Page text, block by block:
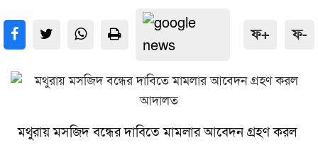
ফ+ ফ-
মথুরায় মসজিদ বন্ধের দাবিতে মামলার আবেদন গ্রহণ করল